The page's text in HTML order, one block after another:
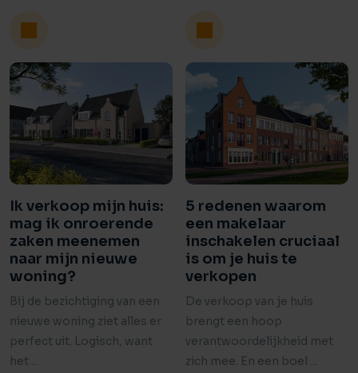
Ik verkoop mijn huis:
mag ik onroerende
zaken meenemen
naar mijn nieuwe
woning?
Bij de bezichtiging van een
nieuwe woning ziet alles er
perfect uit. Logisch, want
het ...
5 redenen waarom
een makelaar
inschakelen cruciaal
is om je huis te
verkopen
De verkoop van je huis
brengt een hoop
verantwoordelijkheid met
zich mee. En een boel ...